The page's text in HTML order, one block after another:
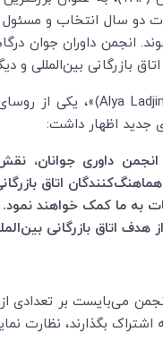
دو سال انتخاب و
انجمن داوران جوان
بازرگانی بین‌المللی
Alya)»، یکی از
جدید اظهار داشت:
انجمن داوری جوانان،
هماهنگکنندگان اتاق
به ما کمک خواهند
هدف اتاق بازرگانی بین
میبایست بر تعدادی
اشتراک بگذارند، نظارت